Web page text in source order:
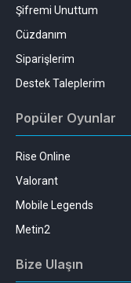
Şifremi Unuttum
Cüzdanım
Siparişlerim
Destek Taleplerim
Popüler Oyunlar
Rise Online
Valorant
Mobile Legends
Metin2
Bize Ulaşın